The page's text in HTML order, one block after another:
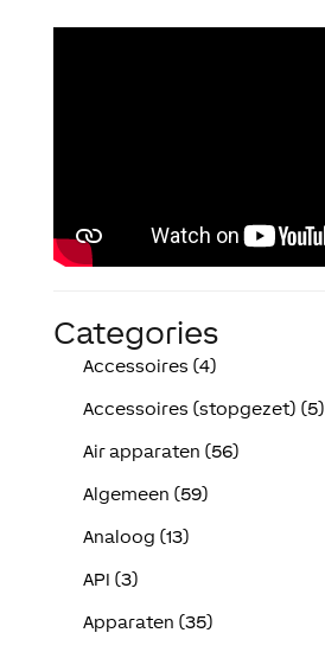
Categories
Accessoires (4)
Accessoires (stopgezet) (5)
Air apparaten (56)
Algemeen (59)
Analoog (13)
API (3)
Apparaten (35)